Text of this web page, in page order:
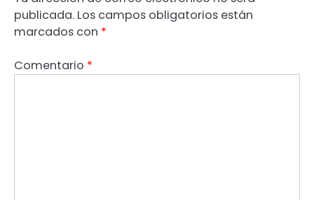
publicada. Los campos obligatorios están
marcados con *
Comentario *